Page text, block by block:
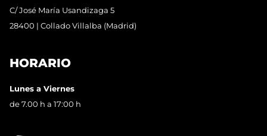
C/ José María Usandizaga 5
28400 | Collado Villalba (Madrid)
HORARIO
Lunes a Viernes
de 7.00 h a 17:00 h